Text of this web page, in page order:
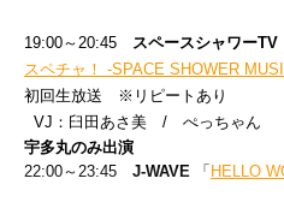
19:00～20:45 スペースシャワーTV
スペチャ！ -SPACE SHOWER
初回生放送 ※リピートあり
VJ：臼田あさ美 / ぺっちゃん
宇多丸のみ出演
22:00～23:45 J-WAVE 「HELLO